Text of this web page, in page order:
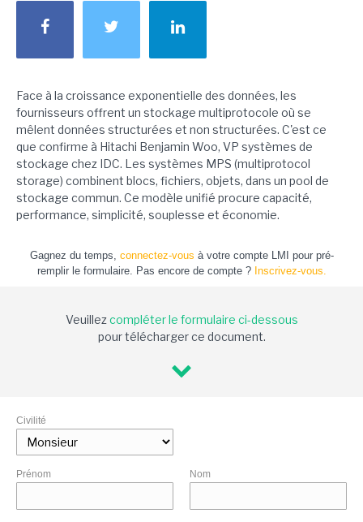
Face à la croissance exponentielle des données, les
fournisseurs offrent un stockage multiprotocole où se
mêlent données structurées et non structurées. C'est ce
que confirme à Hitachi Benjamin Woo, VP systèmes de
stockage chez IDC. Les systèmes MPS (multiprotocol
storage) combinent blocs, fichiers, objets, dans un pool de
stockage commun. Ce modèle unifié procure capacité,
performance, simplicité, souplesse et économie.
Gagnez du temps, connectez-vous à votre compte LMI pour pré-
remplir le formulaire. Pas encore de compte ? Inscrivez-vous.
Veuillezcompléter le formulaire ci-dessous
pour télécharger ce document.
Civilité
Prénom Nom